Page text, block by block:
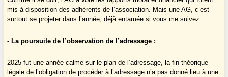
mis à disposition des adhérents de l’association. Mais une AG, c’est
surtout se projeter dans l’année, déjà entamée si vous me suivez.
- La poursuite de l’observation de l’adressage :
2025 fut une année calme sur le plan de l’adressage, la fin théorique
légale de l’obligation de procéder à l’adressage n’a pas donné lieu à une